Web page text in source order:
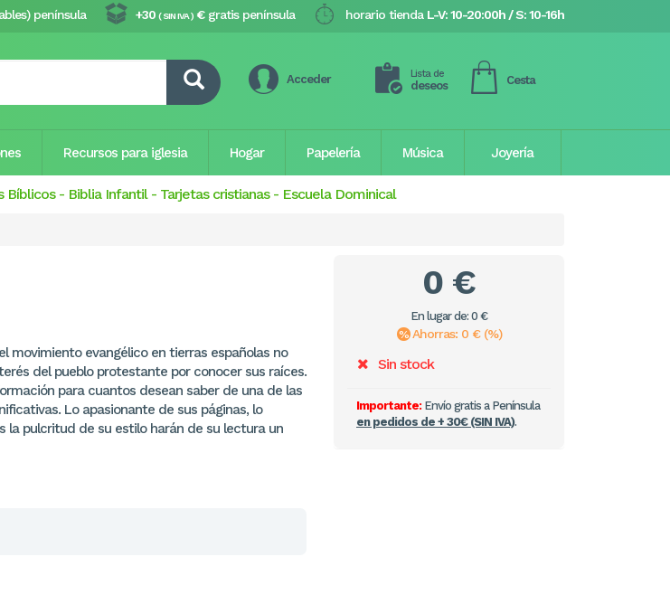
horario tienda L-V: 10-20:00h / S: 10-16h
+30 ( SIN IVA ) €gratis península
península
Acceder Lista de
deseos Cesta
Recursos para iglesia Hogar Papelería Música Joyería
Bíblicos- Biblia Infantil- Tarjetas cristianas - Escuela Dominical
movimiento evangélico en tierras españolas no
del pueblo protestante por conocer sus raíces.
para cuantos desean saber de una de las
Lo apasionante de sus páginas, lo
la pulcritud de su estilo harán de su lectura un
0 €
En lugar de: 0 €
Ahorras: 0 € (%)
Sin stock
Importante:Envío gratis a Península
en pedidos de + 30€ (SIN IVA).